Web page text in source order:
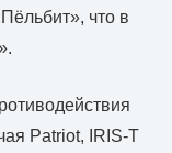
что в
Patriot, IRIS-T